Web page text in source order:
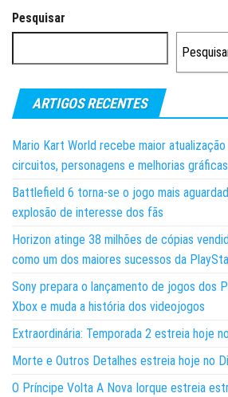
Pesquisar
ARTIGOS RECENTES
Mario Kart World recebe maior
circuitos, personagens e melhorias gráficas
Battlefield 6 torna-se o jogo mais
explosão de interesse dos fãs
Horizon atinge 38 milhões de cópias
como um dos maiores sucessos da
Sony prepara o lançamento de jogos dos
Xbox e muda a história dos videojogos
Extraordinária: Temporada 2 estreia hoje
Morte e Outros Detalhes estreia hoje no
O Príncipe Volta A Nova Iorque estreia